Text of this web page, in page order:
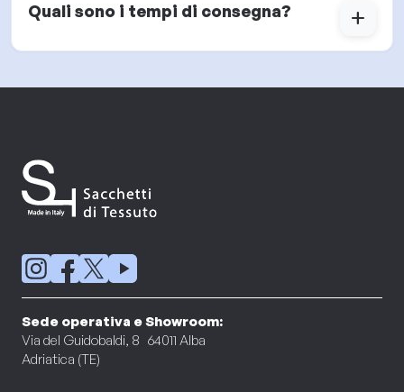
Quali sono i tempi di consegna? add
Sede operativa e Showroom:
Via del Guidobaldi, 8 64011 Alba
Adriatica (TE)